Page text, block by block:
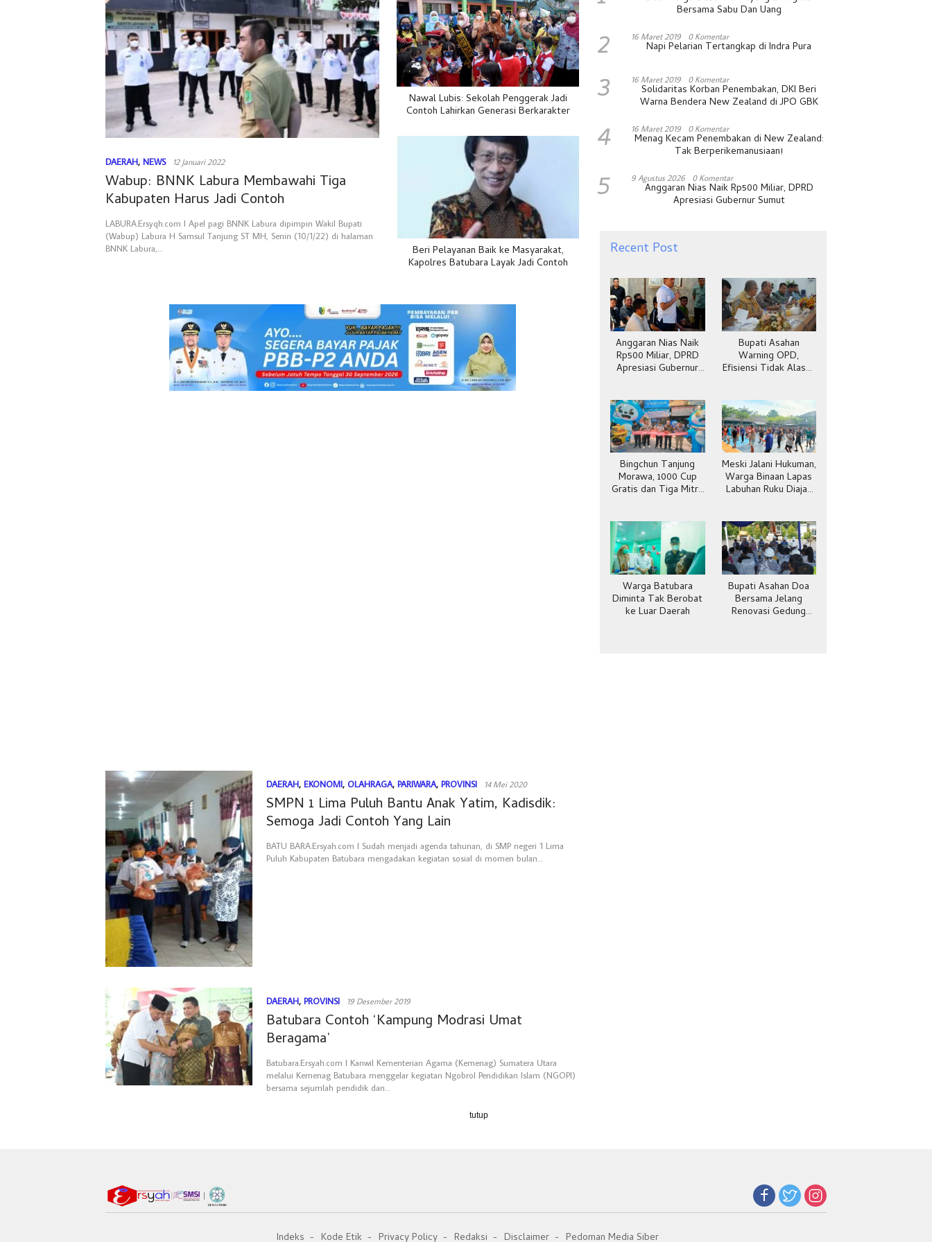
DAERAH, NEWS 12 Januari 2022
Wabup: BNNK Labura Membawahi Tiga
Kabupaten Harus Jadi Contoh
LABURA.Ersyqh.com l Apel pagi BNNK Labura dipimpin Wakil Bupati
(Wabup) Labura H Samsul Tanjung ST MH, Senin (10/1/22) di halaman
BNNK Labura,…
Nawal Lubis: Sekolah Penggerak Jadi
Contoh Lahirkan Generasi Berkarakter
Beri Pelayanan Baik ke Masyarakat,
Kapolres Batubara Layak Jadi Contoh
DAERAH, EKONOMI, OLAHRAGA, PARIWARA, PROVINSI 14 Mei 2020
SMPN 1 Lima Puluh Bantu Anak Yatim, Kadisdik:
Semoga Jadi Contoh Yang Lain
BATU BARA.Ersyah.com l Sudah menjadi agenda tahunan, di SMP negeri 1 Lima
Puluh Kabupaten Batubara mengadakan kegiatan sosial di momen bulan…
DAERAH, PROVINSI 19 Desember 2019
Batubara Contoh ‘Kampung Modrasi Umat
Beragama’
Batubara.Ersyah.com l Kanwil Kementerian Agama (Kemenag) Sumatera Utara
melalui Kemenag Batubara menggelar kegiatan Ngobrol Pendidikan Islam (NGOPI)
bersama sejumlah pendidik dan…
Bersama Sabu Dan Uang
2 16 Maret 2019 0 Komentar
Napi Pelarian Tertangkap di Indra Pura
3 16 Maret 2019 0 Komentar
Solidaritas Korban Penembakan, DKI Beri
Warna Bendera New Zealand di JPO GBK
4 16 Maret 2019 0 Komentar
Menag Kecam Penembakan di New Zealand:
Tak Berperikemanusiaan!
5 9 Agustus 2026 0 Komentar
Anggaran Nias Naik Rp500 Miliar, DPRD
Apresiasi Gubernur Sumut
Recent Post
Anggaran Nias Naik
Rp500 Miliar, DPRD
Apresiasi Gubernur
Bupati Asahan
Warning OPD,
Efisiensi Tidak Alasan
Bingchun Tanjung
Morawa, 1000 Cup
Gratis dan Tiga Mitra
Meski Jalani Hukuman,
Warga Binaan Lapas
Labuhan Ruku Diajak
Warga Batubara
Diminta Tak Berobat
ke Luar Daerah
Bupati Asahan Doa
Bersama Jelang
Renovasi Gedung
Indeks Kode Etik Privacy Policy Redaksi Disclaimer Pedoman Media Siber
tutup